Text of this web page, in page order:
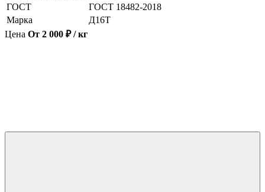
ГОСТ
ГОСТ 18482-2018
Марка
Д16Т
Цена От 2 000 ₽ / кг